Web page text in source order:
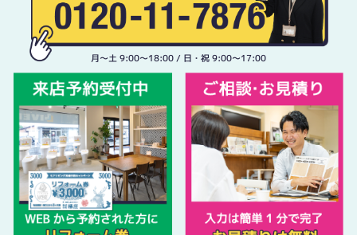
月〜土 9:00〜18:00 / 日・祝 9:00〜17:00